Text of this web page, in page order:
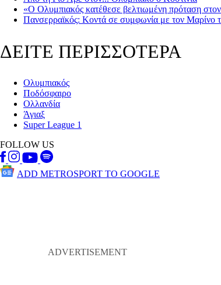
«Ο Ολυμπιακός κατέθεσε βελτιωμένη πρόταση
Πανσερραϊκός: Κοντά σε συμφωνία με τον Μαρίνο
ΔΕΙΤΕ ΠΕΡΙΣΣΟΤΕΡΑ
Ολυμπιακός
Ποδόσφαιρο
Ολλανδία
Άγιαξ
Super League 1
FOLLOW US
ADD METROSPORT TO GOOGLE